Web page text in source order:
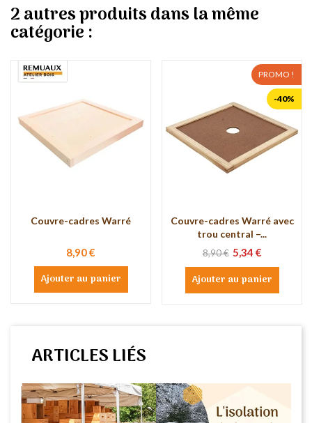
2 autres produits dans la même
catégorie :
Couvre-cadres Warré
8,90 €
Ajouter au panier
PROMO !
-40%
Couvre-cadres Warré avec
trou central –...
8,90 € 5,34 €
Ajouter au panier
ARTICLES LIÉS